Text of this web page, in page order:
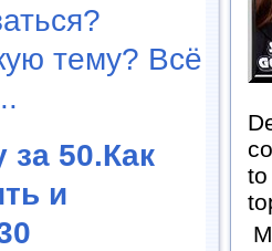
тему? Всё
за 50.Как
и